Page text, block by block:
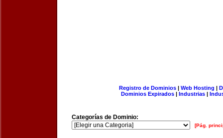
Registro de Dominios| Web Hosting |
Dominios Expirados | Industrias |
Categorías de Dominio:
[Pág.